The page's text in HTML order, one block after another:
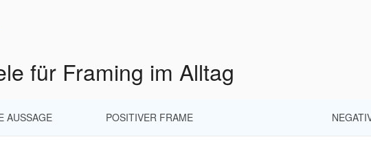
für Framing im Alltag
AUSSAGE POSITIVER FRAME